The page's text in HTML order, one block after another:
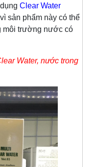
Clear Water
sản phẩm này có thể
môi trường nước có
Water, nước trong